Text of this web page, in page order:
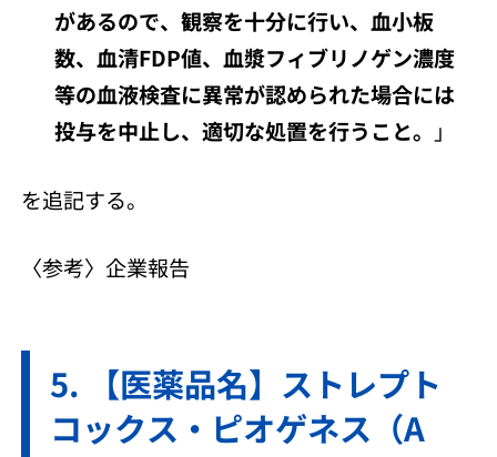
があるので、観察を十分に行い、血小板
数、血清FDP値、血漿フィブリノゲン濃度
等の血液検査に異常が認められた場合には
投与を中止し、適切な処置を行うこと。
」
を追記する。
〈参考〉企業報告
【医薬品名】ストレプト
コックス・ピオゲネス（A